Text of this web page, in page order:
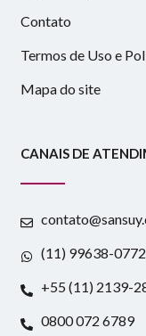
Contato
Termos de Uso e
Mapa do site
CANAIS DE
(11) 99638-0772
+55 (11) 2139-
0800 072 6789